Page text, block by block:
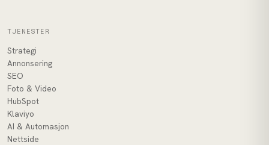
TJENESTER
Strategi
Annonsering
SEO
Foto & Video
HubSpot
Klaviyo
AI & Automasjon
Nettside